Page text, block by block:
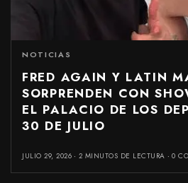
NOTICIAS
FRED AGAIN Y LATIN
SORPRENDEN CON
EL PALACIO DE LOS
30 DE JULIO
JULIO 29, 2026 2 MINUTOS DE LECTURA 0